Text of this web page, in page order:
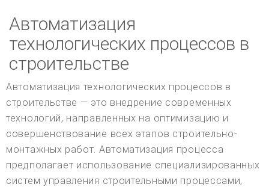
Автоматизация
технологических процессов в
строительстве
Автоматизация технологических процессов в
строительстве — это внедрение современных
технологий, направленных на оптимизацию и
совершенствование всех этапов строительно-
монтажных работ. Автоматизация процесса
предполагает использование специализированных
систем управления строительными процессами,